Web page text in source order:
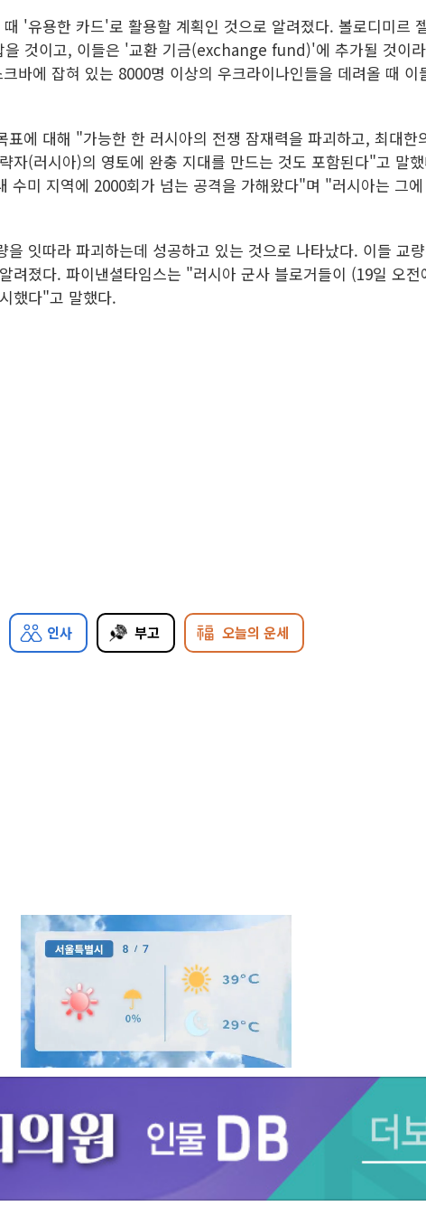
'유용한 카드'로 활용할 계획인 것으로 알려졌다. 볼로디미르
을 것이고, 이들은 '교환 기금(exchange fund)'에 추가될 것이
바에 잡혀 있는 8000명 이상의 우크라이나인들을 데려올 때
에 대해 "가능한 한 러시아의 전쟁 잠재력을 파괴하고, 최대한
자(러시아)의 영토에 완충 지대를 만드는 것도 포함된다"고 말
수미 지역에 2000회가 넘는 공격을 가해왔다"며 "러시아는 그
잇따라 파괴하는데 성공하고 있는 것으로 나타났다. 이들 교
려졌다. 파이낸셜타임스는 "러시아 군사 블로거들이 (19일 오
했다"고 말했다.
인사 부고 오늘의 운세
Unmute